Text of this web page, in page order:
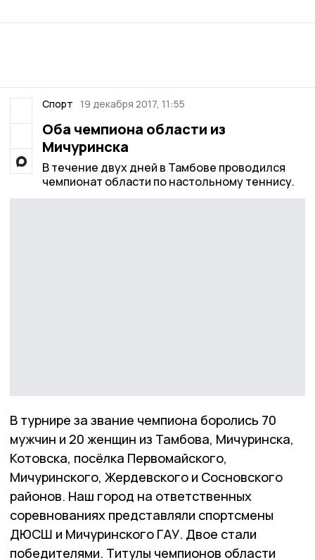
Спорт 19 декабря 2017, 11:55
Оба чемпиона области из
Мичуринска
В течение двух дней в Тамбове проводился
чемпионат области по настольному теннису.
В турнире за звание чемпиона боролись 70
мужчин и 20 женщин из Тамбова, Мичуринска,
Котовска, посёлка Первомайского,
Мичуринского, Жердевского и Сосновского
районов. Наш город на ответственных
соревнованиях представляли спортсмены
ДЮСШ и Мичуринского ГАУ. Двое стали
победителями. Титулы чемпионов области